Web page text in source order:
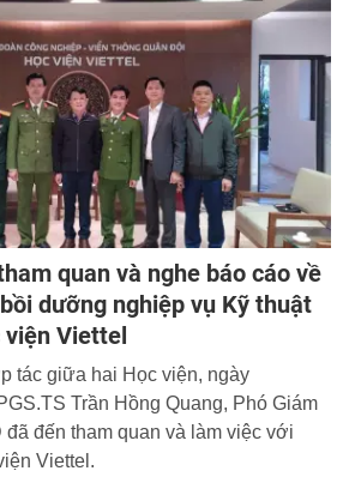
quan và nghe báo cáo về
dưỡng nghiệp vụ Kỹ thuật
viện Viettel
tác giữa hai Học viện, ngày
Trần Hồng Quang, Phó Giám
đến tham quan và làm việc với
Viettel.